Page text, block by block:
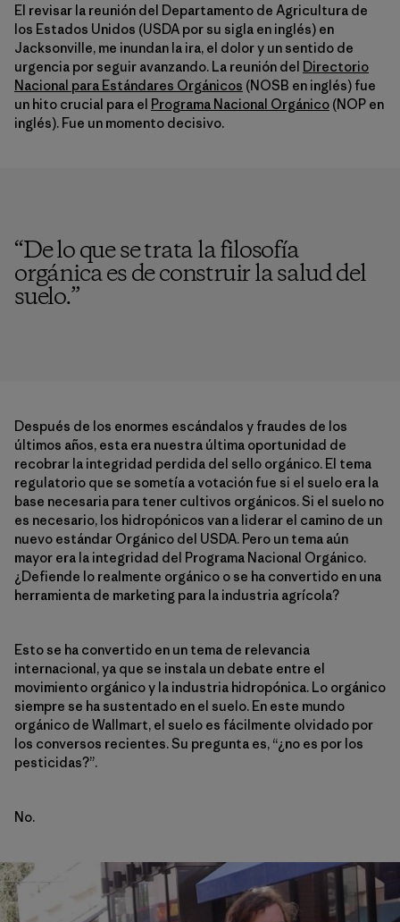
El revisar la reunión del Departamento de Agricultura de
los Estados Unidos (USDA por su sigla en inglés) en
Jacksonville, me inundan la ira, el dolor y un sentido de
urgencia por seguir avanzando. La reunión del Directorio
Nacional para Estándares Orgánicos (NOSB en inglés) fue
un hito crucial para el Programa Nacional Orgánico (NOP en
inglés). Fue un momento decisivo.
“De lo que se trata la filosofía
orgánica es de construir la salud del
suelo.”
Después de los enormes escándalos y fraudes de los
últimos años, esta era nuestra última oportunidad de
recobrar la integridad perdida del sello orgánico. El tema
regulatorio que se sometía a votación fue si el suelo era la
base necesaria para tener cultivos orgánicos. Si el suelo no
es necesario, los hidropónicos van a liderar el camino de un
nuevo estándar Orgánico del USDA. Pero un tema aún
mayor era la integridad del Programa Nacional Orgánico.
¿Defiende lo realmente orgánico o se ha convertido en una
herramienta de marketing para la industria agrícola?
Esto se ha convertido en un tema de relevancia
internacional, ya que se instala un debate entre el
movimiento orgánico y la industria hidropónica. Lo orgánico
siempre se ha sustentado en el suelo. En este mundo
orgánico de Wallmart, el suelo es fácilmente olvidado por
los conversos recientes. Su pregunta es, “¿no es por los
pesticidas?”.
No.